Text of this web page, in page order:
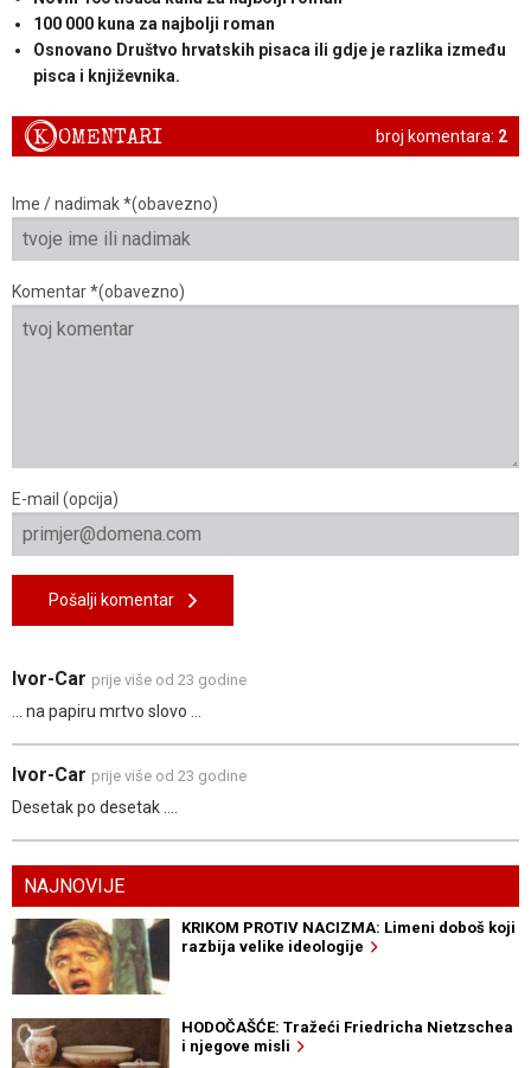
100 000 kuna za najbolji roman
Osnovano Društvo hrvatskih pisaca ili gdje je razlika između
pisca i književnika.
broj komentara: 2
KOMENTARI
Ime / nadimak *(obavezno)
Komentar *(obavezno)
E-mail (opcija)
Pošalji komentar
Ivor-Car prije više od 23 godine
... na papiru mrtvo slovo ...
Ivor-Car prije više od 23 godine
Desetak po desetak ....
NAJNOVIJE
KRIKOM PROTIV NACIZMA: Limeni doboš koji
razbija velike ideologije
HODOČAŠĆE: Tražeći Friedricha Nietzschea
i njegove misli